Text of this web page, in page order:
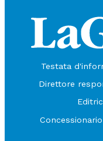
Testata
Direttore